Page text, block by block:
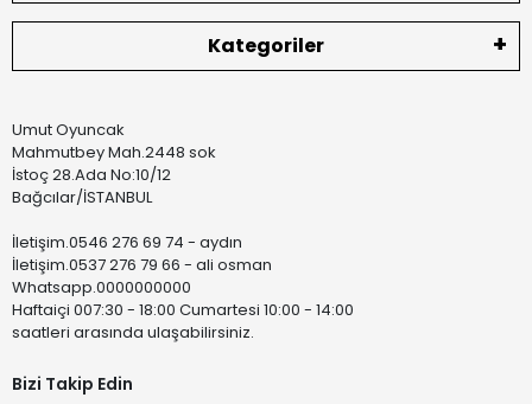
Kategoriler
Umut Oyuncak
Mahmutbey Mah.2448 sok
İstoç 28.Ada No:10/12
Bağcılar/İSTANBUL
İletişim.0546 276 69 74 - aydın
İletişim.0537 276 79 66 - ali osman
Whatsapp.0000000000
Haftaiçi 007:30 - 18:00 Cumartesi 10:00 - 14:00
saatleri arasında ulaşabilirsiniz.
Bizi Takip Edin